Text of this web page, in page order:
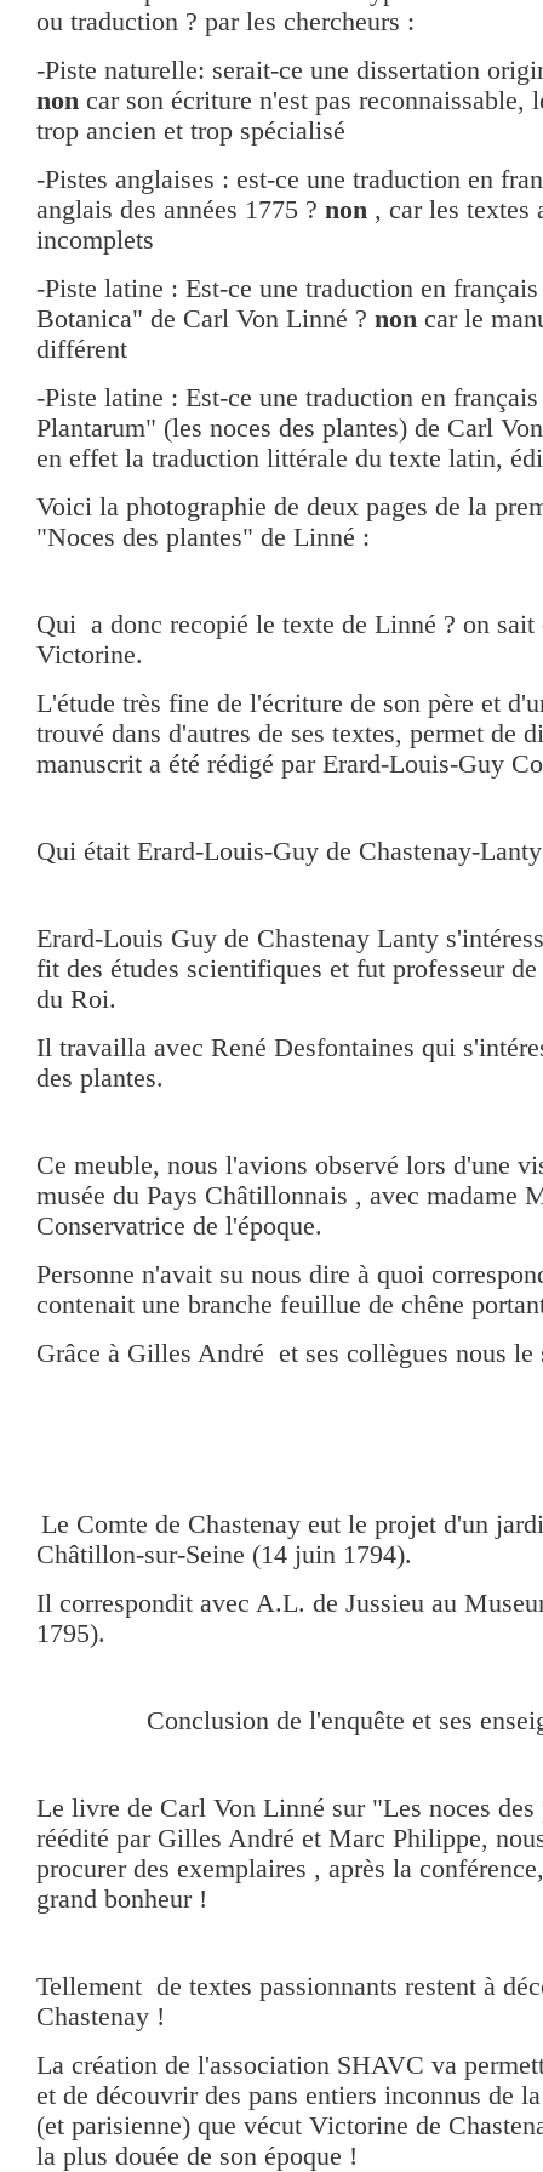
ou traduction ? par les chercheurs :
-Piste naturelle: serait-ce une dissertation
non car son écriture n'est pas reconnaissable,
trop ancien et trop spécialisé
-Pistes anglaises : est-ce une traduction en
anglais des années 1775 ? non , car les textes
incomplets
-Piste latine : Est-ce une traduction en
Botanica" de Carl Von Linné ? non car le
différent
-Piste latine : Est-ce une traduction en
Plantarum" (les noces des plantes) de Carl
en effet la traduction littérale du texte latin,
Voici la photographie de deux pages de la
"Noces des plantes" de Linné :
Qui a donc recopié le texte de Linné ? on sait
Victorine.
L'étude très fine de l'écriture de son père et
trouvé dans d'autres de ses textes, permet de
manuscrit a été rédigé par Erard-Louis-Guy
Qui était Erard-Louis-Guy de Chastenay-
Erard-Louis Guy de Chastenay Lanty
fit des études scientifiques et fut professeur
du Roi.
Il travailla avec René Desfontaines qui
des plantes.
Ce meuble, nous l'avions observé lors d'une
musée du Pays Châtillonnais , avec madame
Conservatrice de l'époque.
Personne n'avait su nous dire à quoi
contenait une branche feuillue de chêne
Grâce à Gilles André et ses collègues nous le
Le Comte de Chastenay eut le projet d'un
Châtillon-sur-Seine (14 juin 1794).
Il correspondit avec A.L. de Jussieu au
1795).
Conclusion de l'enquête et ses
Le livre de Carl Von Linné sur "Les noces des
réédité par Gilles André et Marc Philippe,
procurer des exemplaires , après la
grand bonheur !
Tellement de textes passionnants restent à
Chastenay !
La création de l'association SHAVC va
et de découvrir des pans entiers inconnus de
(et parisienne) que vécut Victorine de
la plus douée de son époque !